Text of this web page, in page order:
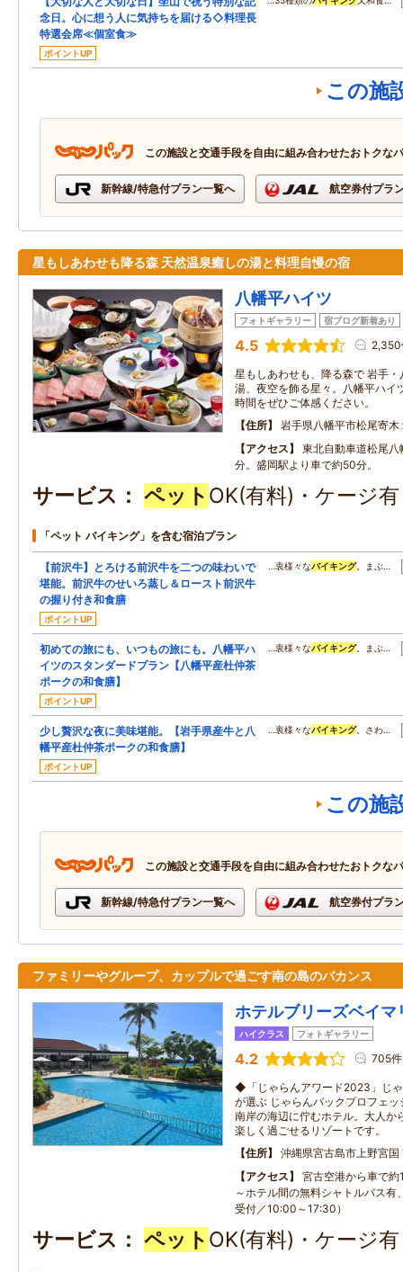
念日。心に想う人に気持ちを届ける◇料理長
特選会席≪個室食≫
ポイントUP
この施
この施設と交通手段を自由に組み合わせたおトクな
新幹線/特急付プラン一覧へ 航空券付プラ
星もしあわせも降る森 天然温泉癒しの湯と料理自慢の宿
八幡平ハイツ
フォトギャラリー 宿ブログ新着あり
4.5 2,350
星もしあわせも、降る森で 岩手
湯、夜空を飾る星々。八幡平ハイ
時間をぜひご体感ください。
住所
岩手県八幡平市松尾寄
アクセス
東北自動車道松尾
分。盛岡駅より車で約50分。
サービス ペット OK(有料)・ケージ
「ペット バイキング」を含む宿泊プラン
【前沢牛】とろける前沢牛を二つの味わいで
堪能。前沢牛のせいろ蒸し＆ロースト前沢牛
の握り付き和食膳
ポイントUP
…衷様々なバイキング。まぶ…
初めての旅にも、いつもの旅にも。八幡平ハ
イツのスタンダードプラン【八幡平産杜仲茶
ポークの和食膳】
ポイントUP
…衷様々なバイキング。まぶ…
少し贅沢な夜に美味堪能。【岩手県産牛と八
幡平産杜仲茶ポークの和食膳】
ポイントUP
…衷様々なバイキング。さわ…
この施
この施設と交通手段を自由に組み合わせたおトクな
新幹線/特急付プラン一覧へ 航空券付プラ
ファミリーやグループ、カップルで過ごす南の島のバカンス
ホテルブリーズベイマ
ハイクラス フォトギャラリー
4.2 705件
◆「じゃらんアワード2023」じ
が選ぶ じゃらんパックプロフェ
南岸の海辺に佇むホテル。大人か
楽しく過ごせるリゾートです。
住所
沖縄県宮古島市上野宮国
アクセス
宮古空港から車で
～ホテル間の無料シャトルバス有
受付／10:00～17:30）
サービス ペット OK(有料)・ケージ